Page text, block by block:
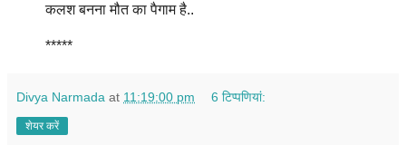
कलश बनना मौत का पैगाम है..
*****
Divya Narmada at 11:19:00 pm 6 टिप्‍पणियां:
शेयर करें